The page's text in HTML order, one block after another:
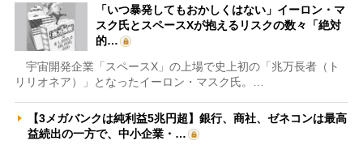
「いつ暴発してもおかしくはない」イーロン・マ
スク氏とスペースXが抱えるリスクの数々「絶対
的…
宇宙開発企業「スペースX」の上場で史上初の「兆万長者（ト
リリオネア）」となったイーロン・マスク氏。…
【3メガバンクは純利益5兆円超】銀行、商社、ゼネコンは最高
益続出の一方で、中小企業・…